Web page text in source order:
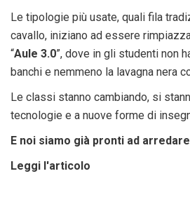
Le tipologie più usate, quali fila
cavallo, iniziano ad essere
“Aule 3.0”, dove in gli studenti non
banchi e nemmeno la lavagna nera
Le classi stanno cambiando, si
tecnologie e a nuove forme di
E noi siamo già pronti ad
Leggi l'articolo